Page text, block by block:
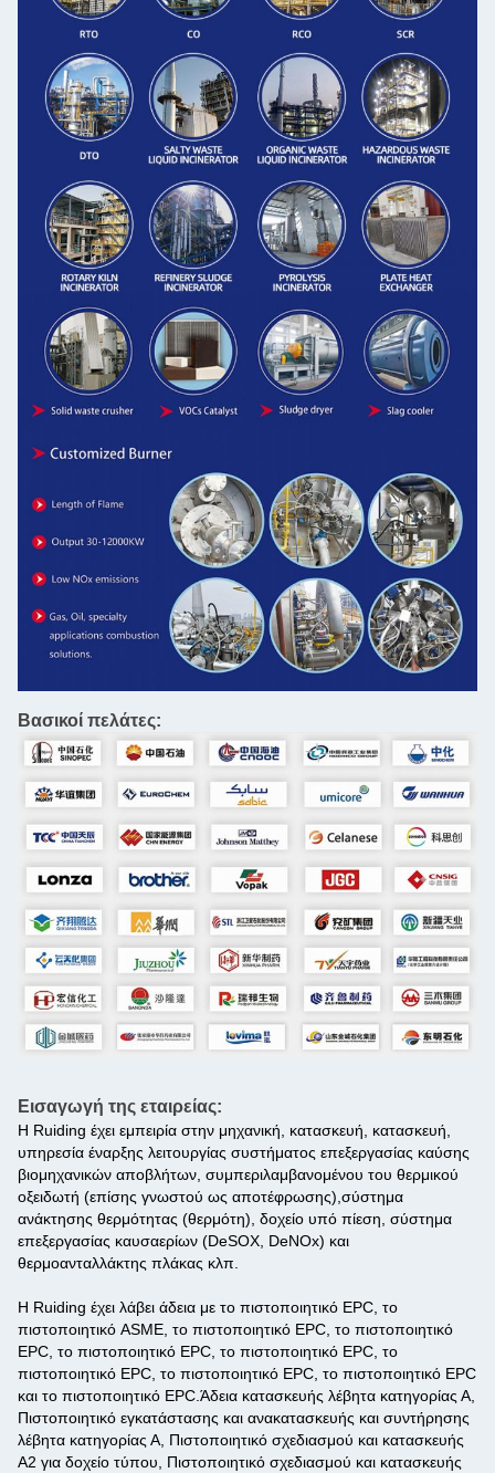
Βασικοί πελάτες:
Εισαγωγή της εταιρείας:
Η Ruiding έχει εμπειρία στην μηχανική, κατασκευή, κατασκευή,
υπηρεσία έναρξης λειτουργίας συστήματος επεξεργασίας καύσης
βιομηχανικών αποβλήτων, συμπεριλαμβανομένου του θερμικού
οξειδωτή (επίσης γνωστού ως αποτέφρωσης),σύστημα
ανάκτησης θερμότητας (θερμότη), δοχείο υπό πίεση, σύστημα
επεξεργασίας καυσαερίων (DeSOX, DeNOx) και
θερμοανταλλάκτης πλάκας κλπ.
Η Ruiding έχει λάβει άδεια με το πιστοποιητικό EPC, το
πιστοποιητικό ASME, το πιστοποιητικό EPC, το πιστοποιητικό
EPC, το πιστοποιητικό EPC, το πιστοποιητικό EPC, το
πιστοποιητικό EPC, το πιστοποιητικό EPC, το πιστοποιητικό EPC
και το πιστοποιητικό EPC.Άδεια κατασκευής λέβητα κατηγορίας Α,
Πιστοποιητικό εγκατάστασης και ανακατασκευής και συντήρησης
λέβητα κατηγορίας Α, Πιστοποιητικό σχεδιασμού και κατασκευής
A2 για δοχείο τύπου, Πιστοποιητικό σχεδιασμού και κατασκευής